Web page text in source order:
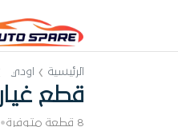
الرئيسية اودي
قطع غيار
8 قطعة متوفرة •